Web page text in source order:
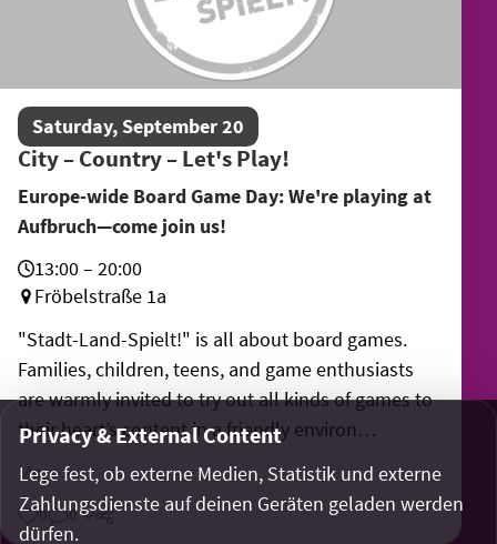
Saturday, September 20
City – Country – Let's Play!
Europe-wide Board Game Day: We're playing at
Aufbruch—come join us!
13:00 – 20:00
Fröbelstraße 1a
"Stadt-Land-Spielt!" is all about board games.
Families, children, teens, and game enthusiasts
are warmly invited to try out all kinds of games to
their heart’s content in a friendly environ…
More
0 0
Privacy & External Content
Lege fest, ob externe Medien, Statistik und externe
Zahlungsdienste auf deinen Geräten geladen werden
dürfen.